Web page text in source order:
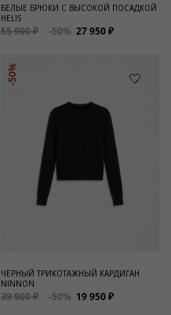
БЕЛЫЕ БРЮКИ С ВЫСОКОЙ ПОСАДКОЙ
HELIS
55 900 ₽ -50% 27 950 ₽
-50%
ЧЕРНЫЙ ТРИКОТАЖНЫЙ КАРДИГАН
NINNON
39 900 ₽ -50% 19 950 ₽